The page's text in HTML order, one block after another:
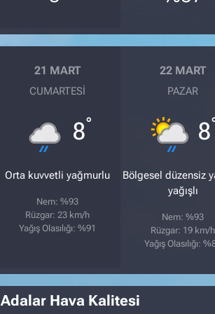
21 MART
CUMARTESI
8°
Orta kuvvetli yağmurlu
Nem: %93
Rüzgar: 23 km/h
Yağış Olasılığı: %91
22 MART
PAZAR
8
Bölgesel düzensiz
yağışlı
Nem: %93
Rüzgar: 19 km/h
Yağış Olasılığı:
Adalar Hava Kalitesi